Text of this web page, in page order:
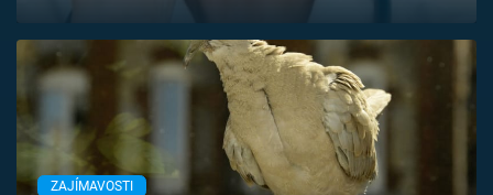
Přihlášení
Sledujte nás
ZAJÍMAVOSTI